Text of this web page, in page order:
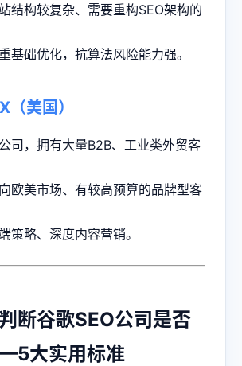
结构较复杂、需要重构SEO架构的
基础优化，抗算法风险能力强。
美国）
司，拥有大量B2B、工业类外贸客
欧美市场、有较高预算的品牌型客
策略、深度内容营销。
断谷歌SEO公司是否
大实用标准